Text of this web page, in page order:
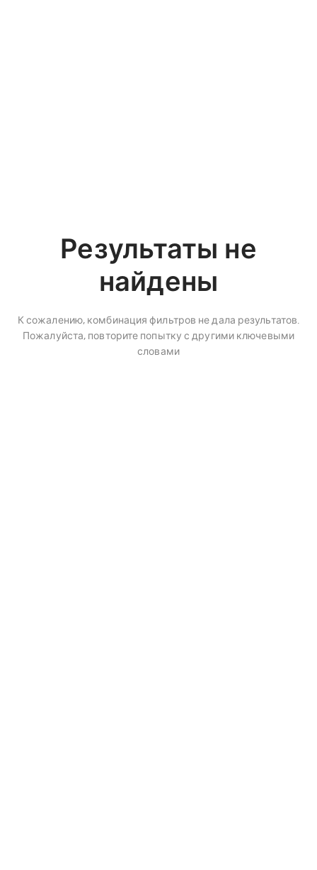
Результаты не
найдены
К сожалению, комбинация фильтров не дала результатов.
Пожалуйста, повторите попытку с другими ключевыми
словами